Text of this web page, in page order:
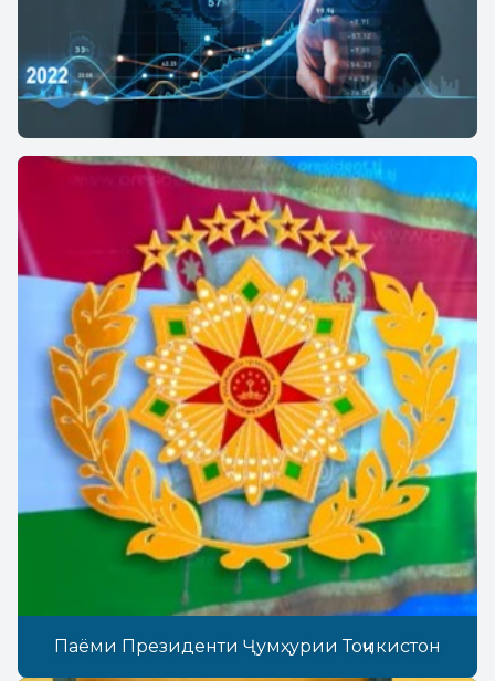
Паёми Президенти Ҷумҳурии Тоҷикистон